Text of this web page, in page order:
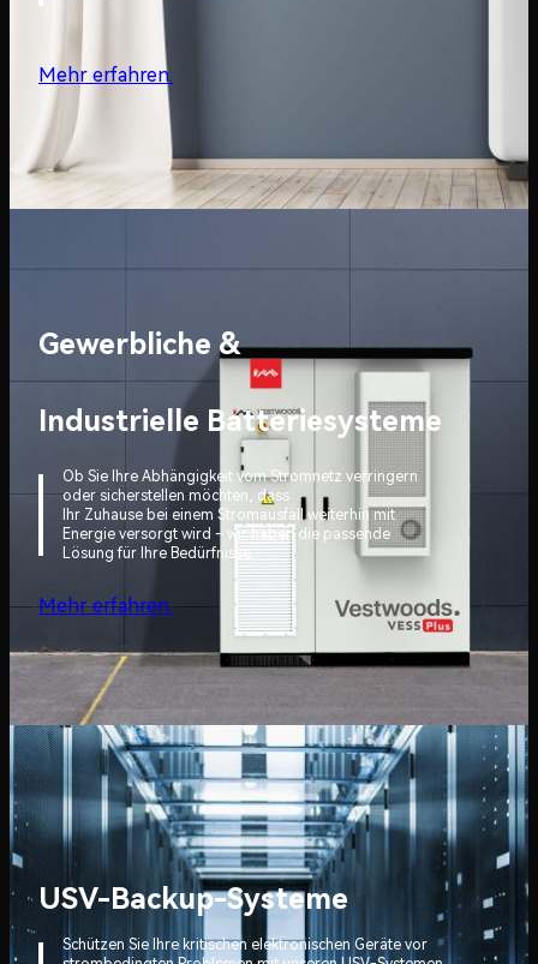
Mehr erfahren.
Gewerbliche &
Industrielle Batteriesysteme
Ob Sie Ihre Abhängigkeit vom Stromnetz verringern
oder sicherstellen möchten, dass
Ihr Zuhause bei einem Stromausfall weiterhin mit
Energie versorgt wird – wir haben die passende
Lösung für Ihre Bedürfnisse.
Mehr erfahren.
USV-Backup-Systeme
Schützen Sie Ihre kritischen elektronischen Geräte vor